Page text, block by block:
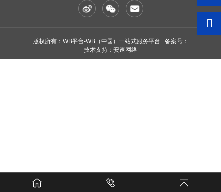
版权所有：WB平台-WB（中国）一站式服务平台 备案号：
技术支持：安速网络